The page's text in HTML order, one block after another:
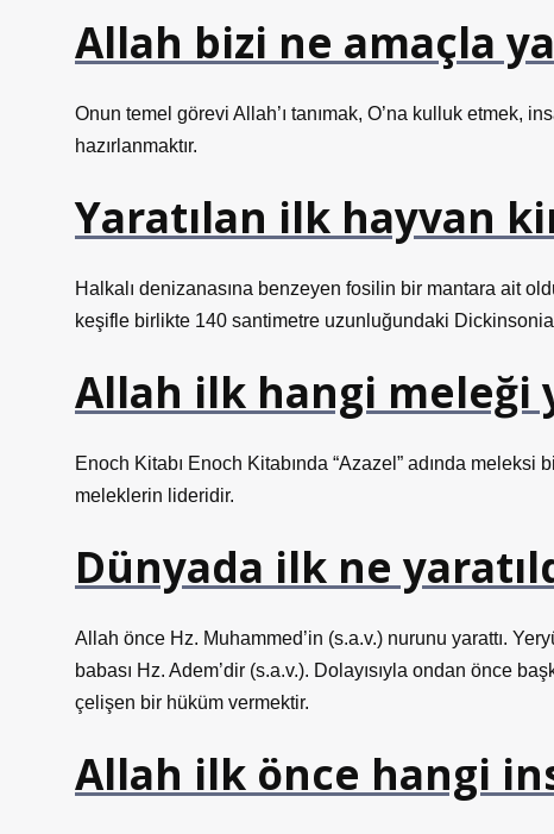
Allah bizi ne amaçla
Onun temel görevi Allah’ı tanımak, O’na kulluk etmek,
hazırlanmaktır.
Yaratılan ilk hayvan
Halkalı denizanasına benzeyen fosilin bir mantara ait
keşifle birlikte 140 santimetre uzunluğundaki
Allah ilk hangi meleği
Enoch Kitabı Enoch Kitabında “Azazel” adında
meleklerin lideridir.
Dünyada ilk ne
Allah önce Hz. Muhammed’in (s.a.v.) nurunu yarattı.
babası Hz. Adem’dir (s.a.v.). Dolayısıyla ondan önce
çelişen bir hüküm vermektir.
Allah ilk önce hangi